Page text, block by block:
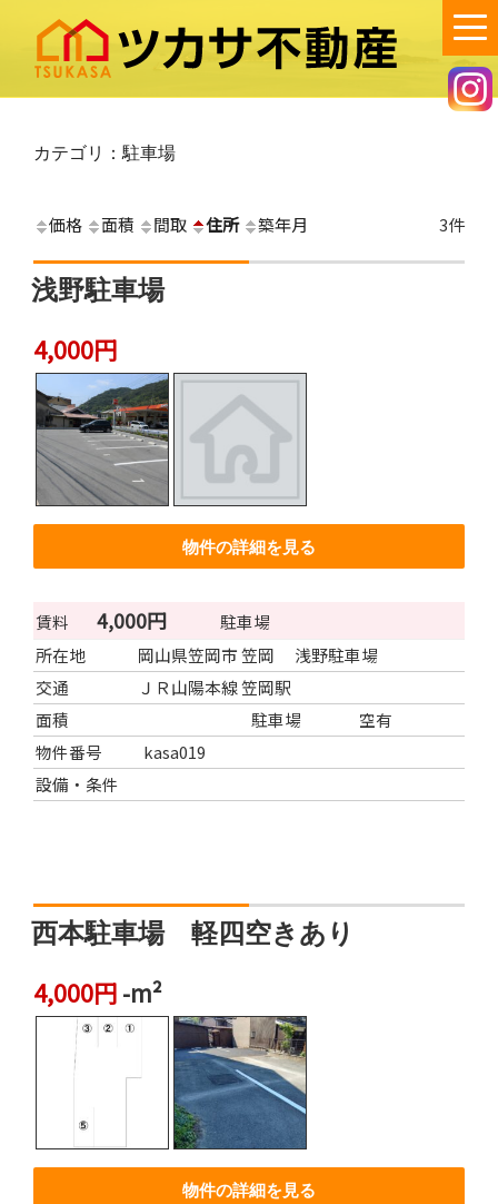
ン
ツカサ不動産
笠岡市で不動産の賃貸・売買・空き家管理のご相談は、ツカサ不動産
カテゴリ：駐車場
価格 面積 間取 住所 築年月 3件
浅野駐車場
4,000円
物件の詳細を見る
賃料 4,000円
駐車場
所在地
岡山県笠岡市 笠岡 浅野駐車場
交通
ＪＲ山陽本線 笠岡駅
面積
駐車場
空有
物件番号
kasa019
設備・条件
西本駐車場 軽四空きあり
4,000円 -m²
物件の詳細を見る